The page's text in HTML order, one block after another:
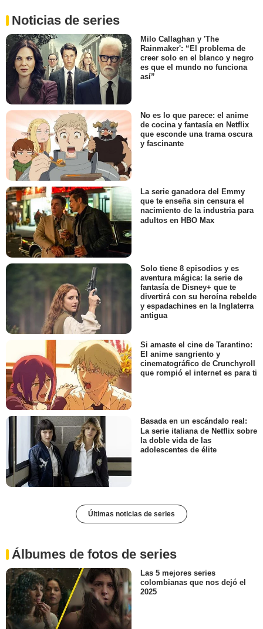
Noticias de series
Milo Callaghan y 'The
Rainmaker': “El problema de
creer solo en el blanco y negro
es que el mundo no funciona
así”
No es lo que parece: el anime
de cocina y fantasía en Netflix
que esconde una trama oscura
y fascinante
La serie ganadora del Emmy
que te enseña sin censura el
nacimiento de la industria para
adultos en HBO Max
Solo tiene 8 episodios y es
aventura mágica: la serie de
fantasía de Disney+ que te
divertirá con su heroína rebelde
y espadachines en la Inglaterra
antigua
Si amaste el cine de Tarantino:
El anime sangriento y
cinematográfico de Crunchyroll
que rompió el internet es para ti
Basada en un escándalo real:
La serie italiana de Netflix sobre
la doble vida de las
adolescentes de élite
Últimas noticias de series
Álbumes de fotos de series
Las 5 mejores series
colombianas que nos dejó el
2025